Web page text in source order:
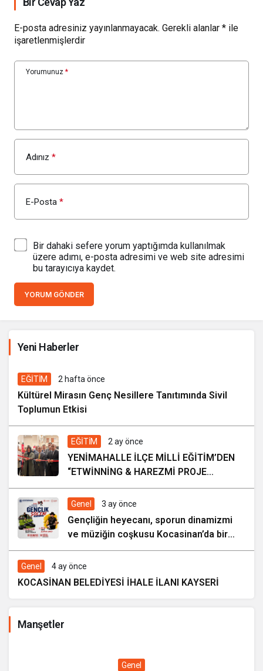
E-posta adresiniz yayınlanmayacak. Gerekli alanlar * ile
işaretlenmişlerdir
Yorumunuz *
Adınız *
E-Posta *
Bir dahaki sefere yorum yaptığımda kullanılmak
üzere adımı, e-posta adresimi ve web site adresimi
bu tarayıcıya kaydet.
YORUM GÖNDER
Yeni Haberler
8 saat önce
EĞİTİM 2 hafta önce
Kültürel Mirasın Genç Nesillere Tanıtımında Sivil
Toplumun Etkisi
EĞİTİM 2 ay önce
YENİMAHALLE İLÇE MİLLİ EĞİTİM’DEN
“ETWİNNİNG & HAREZMİ PROJE
ŞENLİĞİ”
Genel 3 ay önce
Gençliğin heyecanı, sporun dinamizmi
ve müziğin coşkusu Kocasinan’da bir
araya geliyor!
Genel 4 ay önce
KOCASİNAN BELEDİYESİ İHALE İLANI KAYSERİ
Manşetler
Genel